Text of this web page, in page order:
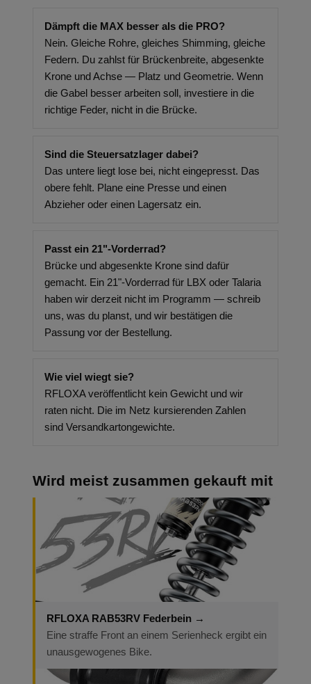
Dämpft die MAX besser als die PRO?
Nein. Gleiche Rohre, gleiches Shimming, gleiche
Federn. Du zahlst für Brückenbreite, abgesenkte
Krone und Achse — Platz und Geometrie. Wenn
die Gabel besser arbeiten soll, investiere in die
richtige Feder, nicht in die Brücke.
Sind die Steuersatzlager dabei?
Das untere liegt lose bei, nicht eingepresst. Das
obere fehlt. Plane eine Presse und einen
Abzieher oder einen Lagersatz ein.
Passt ein 21"-Vorderrad?
Brücke und abgesenkte Krone sind dafür
gemacht. Ein 21"-Vorderrad für LBX oder Talaria
haben wir derzeit nicht im Programm — schreib
uns, was du planst, und wir bestätigen die
Passung vor der Bestellung.
Wie viel wiegt sie?
RFLOXA veröffentlicht kein Gewicht und wir
raten nicht. Die im Netz kursierenden Zahlen
sind Versandkartongewichte.
Wird meist zusammen gekauft mit
RFLOXA RAB53RV Federbein →
Eine straffe Front an einem Serienheck ergibt ein
unausgewogenes Bike.